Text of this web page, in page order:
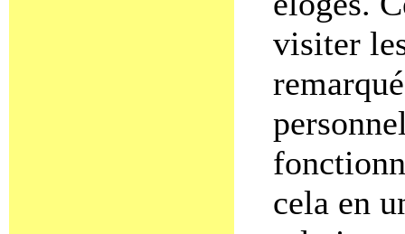
visiter
cela en